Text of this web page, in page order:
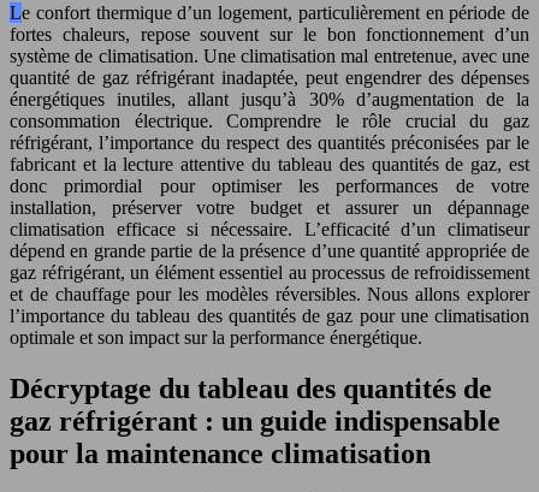
Le confort thermique d’un logement, particulièrement en période de
fortes chaleurs, repose souvent sur le bon fonctionnement d’un
système de climatisation. Une climatisation mal entretenue, avec une
quantité de gaz réfrigérant inadaptée, peut engendrer des dépenses
énergétiques inutiles, allant jusqu’à 30% d’augmentation de la
consommation électrique. Comprendre le rôle crucial du gaz
réfrigérant, l’importance du respect des quantités préconisées par le
fabricant et la lecture attentive du tableau des quantités de gaz, est
donc primordial pour optimiser les performances de votre
installation, préserver votre budget et assurer un dépannage
climatisation efficace si nécessaire. L’efficacité d’un climatiseur
dépend en grande partie de la présence d’une quantité appropriée de
gaz réfrigérant, un élément essentiel au processus de refroidissement
et de chauffage pour les modèles réversibles. Nous allons explorer
l’importance du tableau des quantités de gaz pour une climatisation
optimale et son impact sur la performance énergétique.
Décryptage du tableau des quantités de
gaz réfrigérant : un guide indispensable
pour la maintenance climatisation